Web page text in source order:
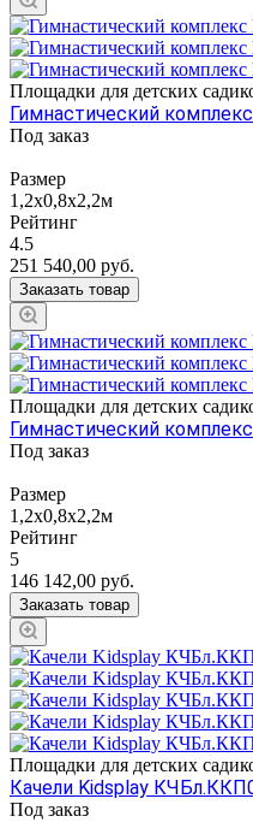
Площадки для детских
Гимнастический
Под заказ
Размер
1,2х0,8х2,2м
Рейтинг
4.5
251 540,00 руб.
Заказать товар
Площадки для детских
Гимнастический
Под заказ
Размер
1,2х0,8х2,2м
Рейтинг
5
146 142,00 руб.
Заказать товар
Площадки для детских
Качели Kidsplay
Под заказ